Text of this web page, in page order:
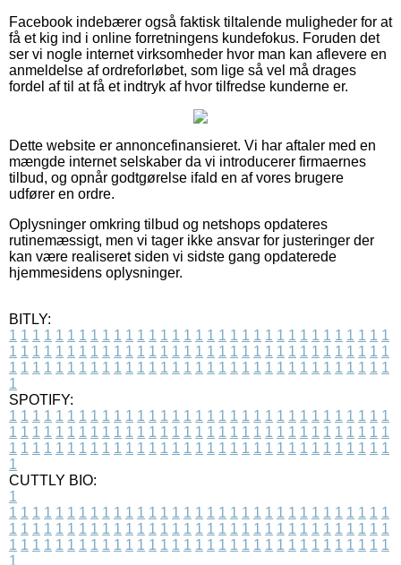
Facebook indebærer også faktisk tiltalende muligheder for at
få et kig ind i online forretningens kundefokus. Foruden det
ser vi nogle internet virksomheder hvor man kan aflevere en
anmeldelse af ordreforløbet, som lige så vel må drages
fordel af til at få et indtryk af hvor tilfredse kunderne er.
Dette website er annoncefinansieret. Vi har aftaler med en
mængde internet selskaber da vi introducerer firmaernes
tilbud, og opnår godtgørelse ifald en af vores brugere
udfører en ordre.
Oplysninger omkring tilbud og netshops opdateres
rutinemæssigt, men vi tager ikke ansvar for justeringer der
kan være realiseret siden vi sidste gang opdaterede
hjemmesidens oplysninger.
BITLY:
1 1 1 1 1 1 1 1 1 1 1 1 1 1 1 1 1 1 1 1 1 1 1 1 1 1 1 1 1 1 1 1 1
1 1 1 1 1 1 1 1 1 1 1 1 1 1 1 1 1 1 1 1 1 1 1 1 1 1 1 1 1 1 1 1 1
1 1 1 1 1 1 1 1 1 1 1 1 1 1 1 1 1 1 1 1 1 1 1 1 1 1 1 1 1 1 1 1 1
1
SPOTIFY:
1 1 1 1 1 1 1 1 1 1 1 1 1 1 1 1 1 1 1 1 1 1 1 1 1 1 1 1 1 1 1 1 1
1 1 1 1 1 1 1 1 1 1 1 1 1 1 1 1 1 1 1 1 1 1 1 1 1 1 1 1 1 1 1 1 1
1 1 1 1 1 1 1 1 1 1 1 1 1 1 1 1 1 1 1 1 1 1 1 1 1 1 1 1 1 1 1 1 1
1
CUTTLY BIO:
1
1 1 1 1 1 1 1 1 1 1 1 1 1 1 1 1 1 1 1 1 1 1 1 1 1 1 1 1 1 1 1 1 1
1 1 1 1 1 1 1 1 1 1 1 1 1 1 1 1 1 1 1 1 1 1 1 1 1 1 1 1 1 1 1 1 1
1 1 1 1 1 1 1 1 1 1 1 1 1 1 1 1 1 1 1 1 1 1 1 1 1 1 1 1 1 1 1 1 1
1